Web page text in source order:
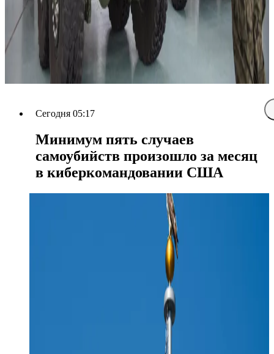
Сегодня 05:17
Минимум пять случаев
самоубийств произошло за месяц
в киберкомандовании США